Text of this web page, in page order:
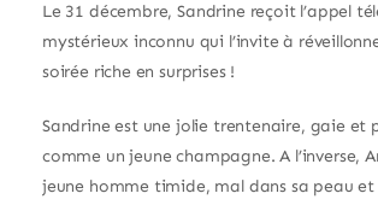
Le 31 décembre, Sandrine reçoit l’appel
mystérieux inconnu qui l’invite à
soirée riche en surprises !
Sandrine est une jolie trentenaire, gaie et
comme un jeune champagne. A l’inverse,
jeune homme timide, mal dans sa peau et